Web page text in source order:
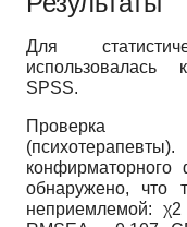
Для
использовалась
SPSS.
Проверка
обнаружено, что
неприемлемой: